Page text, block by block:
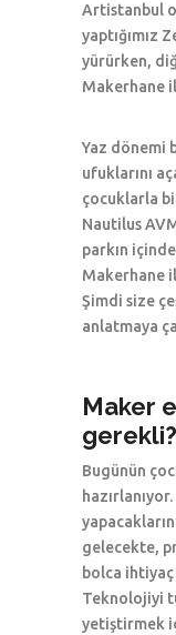
Artistanbul
yaptığımız
yürürken,
Makerhane
Yaz dönemi
ufuklarını
çocuklarla
Nautilus
parkın
Makerhane
Şimdi size
anlatmaya
Maker
gerekli?
Bugünün
gelecekte,
bolca ihtiyaç
Teknolojiyi
yetiştirmek